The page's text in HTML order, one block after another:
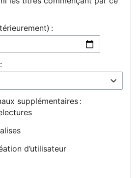
:
:
supplémentaires :
d’utilisateur